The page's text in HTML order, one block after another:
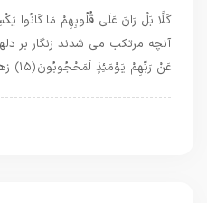
عَنْ رَبِّهِمْ يَوْمَئِذٍ لَمَحْجُوبُونَ ﴿۱۵﴾ زهى پندار كه …